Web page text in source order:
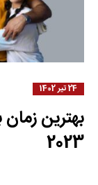
24 تیر 1402
بهترین زمان
2023